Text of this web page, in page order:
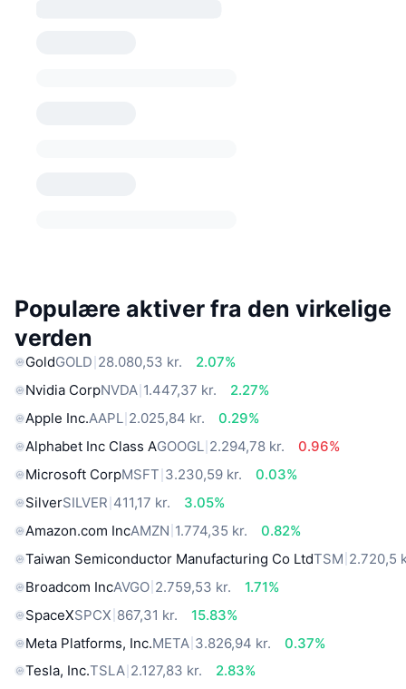
Populære aktiver fra den virkelige
verden
GoldGOLD 28.080,53 kr.
2.07%
Nvidia CorpNVDA 1.447,37 kr.
2.27%
Apple Inc.AAPL 2.025,84 kr.
0.29%
Alphabet Inc Class AGOOGL 2.294,78 kr.
0.96%
Microsoft CorpMSFT 3.230,59 kr.
0.03%
SilverSILVER 411,17 kr.
3.05%
Amazon.com IncAMZN 1.774,35 kr.
0.82%
Taiwan Semiconductor Manufacturing Co LtdTSM 2.720,5
Broadcom IncAVGO 2.759,53 kr.
1.71%
SpaceXSPCX 867,31 kr.
15.83%
Meta Platforms, Inc.META 3.826,94 kr.
0.37%
Tesla, Inc.TSLA 2.127,83 kr.
2.83%